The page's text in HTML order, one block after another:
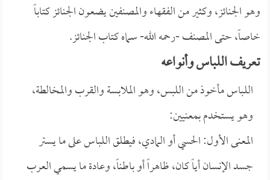
وهو الجنائز، وكثير من الفقهاء والمصنفين يضعون الجنائز كتاباً
خاصاً، حتى المصنف -رحمه الله- سماه كتاب الجنائز.
تعريف اللباس وأنواعه
اللباس مأخوذ من اللبس، وهو الملابسة والقرب والمخالطة،
وهو يستخدم بمعنيين:
المعنى الأول: الحسي أو المادي، فيطلق اللباس على ما يستر
جسد الإنسان أياً كان، ظاهراً أو باطناً، وعادة ما يسمي العرب